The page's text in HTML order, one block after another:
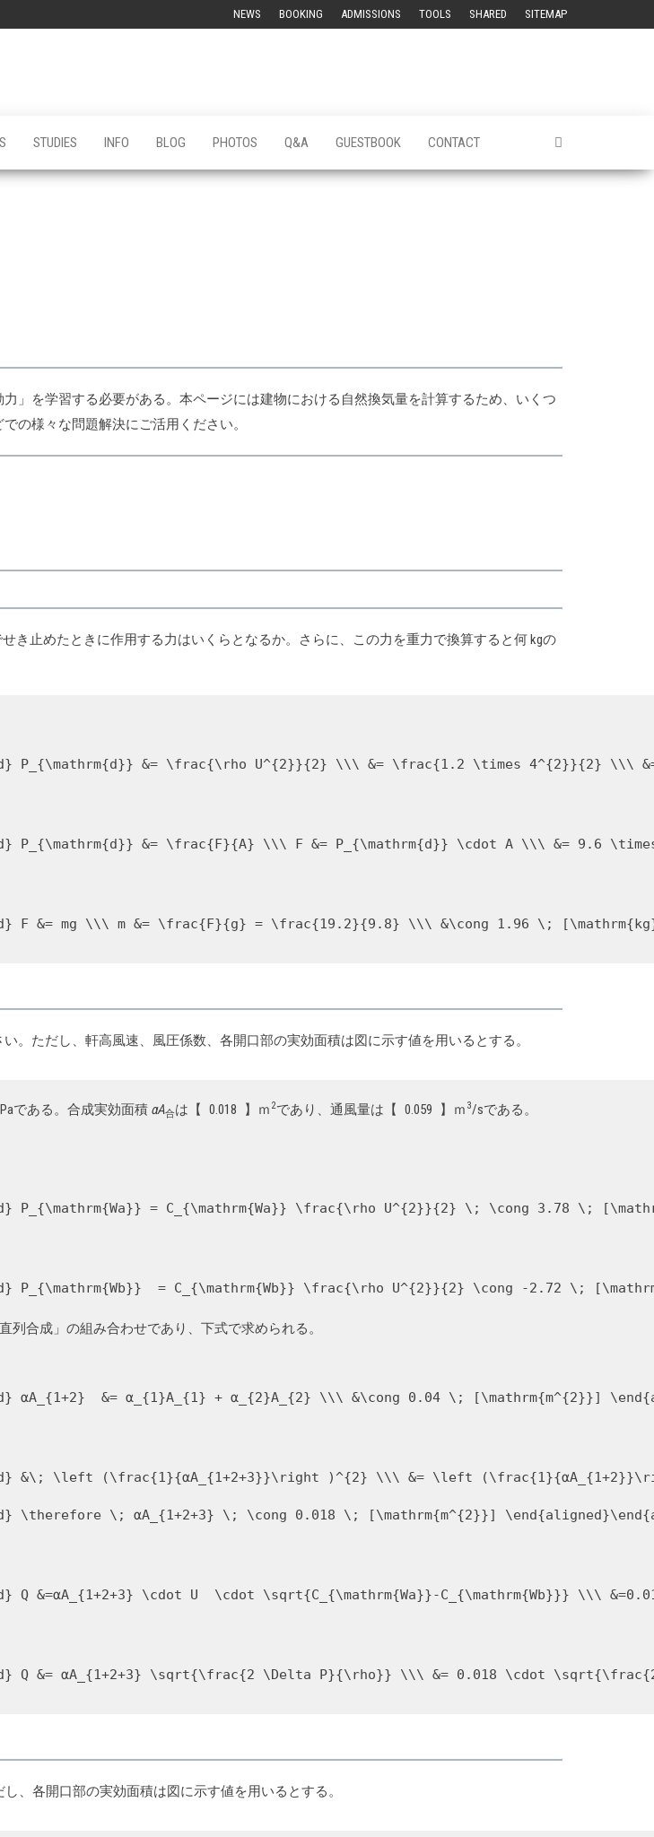
NEWS BOOKING ADMISSIONS TOOLS SHARED SITEMAP
STUDIES INFO BLOG PHOTOS Q&A GUESTBOOK CONTACT
」を学習する必要がある。本ページには建物における自然換気量を計算するため、いくつ
の様々な問題解決にご活用ください。
き止めたときに作用する力はいくらとなるか。さらに、この力を重力で換算すると何 kgの
P_{\mathrm{d}} &= \frac{\rho U^{2}}{2} \\\ &= \frac{1.2 \times 4^{2}}{2} \\\
P_{\mathrm{d}} &= \frac{F}{A} \\\ F &= P_{\mathrm{d}} \cdot A \\\ &= 9.6
F &= mg \\\ m &= \frac{F}{g} = \frac{19.2}{9.8} \\\ &\cong 1.96 \;
。ただし、軒高風速、風圧係数、各開口部の実効面積は図に示す値を用いるとする。
である。合成実効面積 αA合は【 0.018 】ｍ 2であり、通風量は【 0.059 】ｍ 3/sである。
= C_{\mathrm{Wa}} \frac{\rho U^{2}}{2} \; \cong 3.78 \;
= C_{\mathrm{Wb}} \frac{\rho U^{2}}{2} \cong -2.72 \;
列合成」の組み合わせであり、下式で求められる。
&= α_{1}A_{1} + α_{2}A_{2} \\\ &\cong 0.04 \; [\mathrm{m^{2}}]
&\; \left (\frac{1}{αA_{1+2+3}}\right )^{2} \\\ &= \left
\therefore \; αA_{1+2+3} \; \cong 0.018 \; [\mathrm{m^{2}}]
&=αA_{1+2+3} \cdot U  \cdot \sqrt{C_{\mathrm{Wa}}-C_{\mathrm{Wb}}} \\\
Q &= αA_{1+2+3} \sqrt{\frac{2 \Delta P}{\rho}} \\\ &= 0.018 \cdot
、各開口部の実効面積は図に示す値を用いるとする。